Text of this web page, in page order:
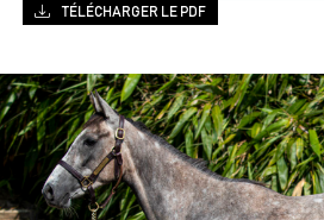
TÉLÉCHARGER LE PDF